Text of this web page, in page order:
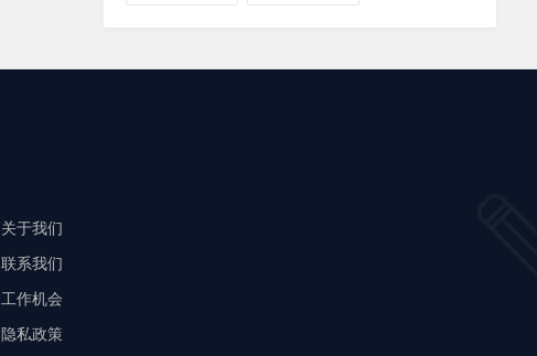
关于我们
联系我们
工作机会
隐私政策